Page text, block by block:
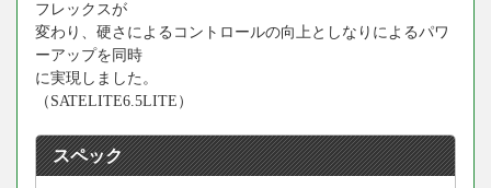
フレックスが
変わり、硬さによるコントロールの向上としなりによるパワ
ーアップを同時
に実現しました。
（SATELITE6.5LITE）
スペック